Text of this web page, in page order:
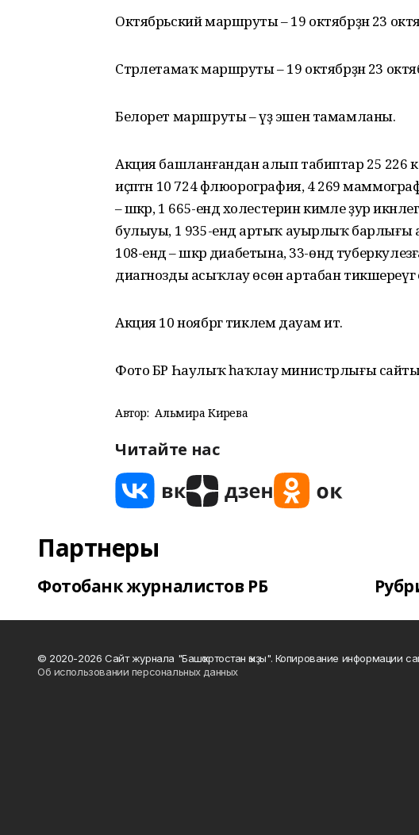
Октябрьский маршруты – 19 октябрҙән 23
Стәрлетамаҡ маршруты – 19 октябрҙән 23
Белорет маршруты – үҙ эшен тамамланы.
Акция башланғандан алып табиптар 25 226
иҫәптән 10 724 флюорография, 4 269
– шәкәр, 1 665-ендә холестерин кимәле ҙур
булыуы, 1 935-ендә артыҡ ауырлыҡ барлығы
108-ендә – шәкәр диабетына, 33-өндә
диагнозды асыҡлау өсөн артабан тикшереүгә
Акция 10 ноябргә тиклем дауам итә.
Фото БР Һаулыҡ һаҡлау министрлығы
Автор: Альмира Кирәева
Читайте нас
Партнеры
Фотобанк журналистов РБ
© 2020-2026 Сайт журнала "Башҡортостан ҡыҙы". Копирование информации
Об использовании персональных данных